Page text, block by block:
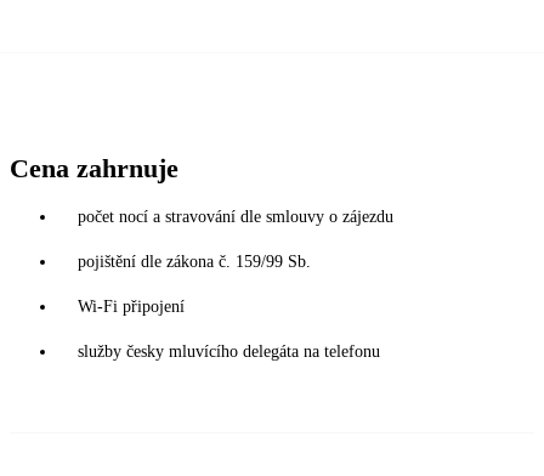
Cena zahrnuje
počet nocí a stravování dle smlouvy o zájezdu
pojištění dle zákona č. 159/99 Sb.
Wi-Fi připojení
služby česky mluvícího delegáta na telefonu